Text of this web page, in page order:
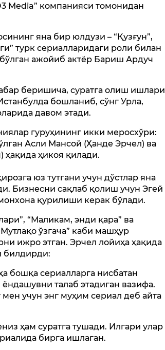
Media” компанияси томонидан
яна бир юлдузи – “Қузғун”,
турк сериалларидаги роли билан
ажойиб актёр Бариш Ардуч
беришича, суратга олиш ишлари
бошланиб, сўнг Урла,
давом этади.
гуруҳининг икки меросхўри:
Асли Мансой (Ҳанде Эрчел) ва
ҳикоя қилади.
юз тутгани учун дўстлар яна
Бизнесни сақлаб қолиш учун Эгей
қурилиши керак бўлади.
“Маликам, энди қара” ва
ўзгача” каби машҳур
ижро этган. Эрчел лойиҳа ҳақида
билдирди:
бошқа сериалларга нисбатан
талаб этадиган вазифа.
учун энг муҳим сериал деб айта
ҳам суратга тушади. Илгари улар
бирга ишлаган.